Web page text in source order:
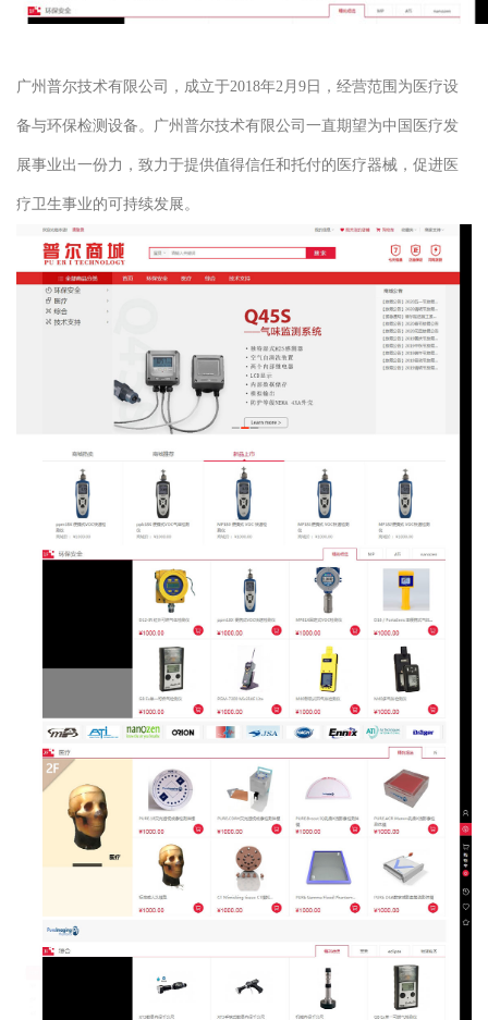
广州普尔技术有限公司，成立于2018年2月9日，经营范围为医疗设
备与环保检测设备。广州普尔技术有限公司一直期望为中国医疗发
展事业出一份力，致力于提供值得信任和托付的医疗器械，促进医
疗卫生事业的可持续发展。